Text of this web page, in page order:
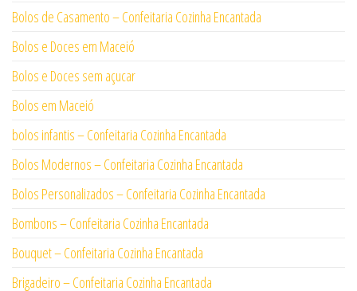
Bolos de Casamento – Confeitaria Cozinha Encantada
Bolos e Doces em Maceió
Bolos e Doces sem açucar
Bolos em Maceió
bolos infantis – Confeitaria Cozinha Encantada
Bolos Modernos – Confeitaria Cozinha Encantada
Bolos Personalizados – Confeitaria Cozinha Encantada
Bombons – Confeitaria Cozinha Encantada
Bouquet – Confeitaria Cozinha Encantada
Brigadeiro – Confeitaria Cozinha Encantada